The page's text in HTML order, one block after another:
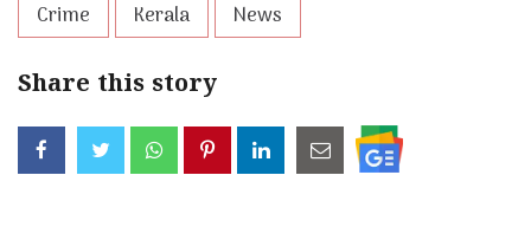
Crime Kerala News
Share this story